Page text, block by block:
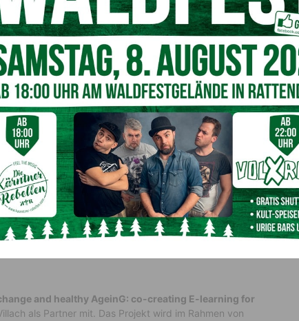
von Extremwetter vorbereitet ist.
gefährdet
spürbar. Besondersältere Menschengelten als
steigende Zahl an Hitzetagen die Krankheitsanfälligkeit
erklärtDr. Wolfgang Deutz, Kaufmännischer
in den vergangenen Jahren an mehr als 30 Tagen pro
mit hohem Anteil älterer Bevölkerung – darunter
Hitzebelastungsindexzu den am stärksten betroffenen
darauf hin, dassHitze, hohe Luftfeuchtigkeit und
Erkrankungen, Atemwegserkrankungen und
Klimakompetenz im
and healthy AgeinG: co-creating E-learning for
als Partner mit. Das Projekt wird im Rahmen von